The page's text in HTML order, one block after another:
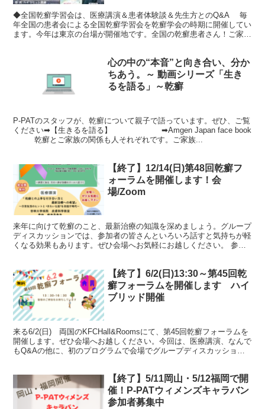
◆全国乾癬学習会は、医療講演＆患者体験談＆先生方とのQ&A 毎
年全国の患者会による全国乾癬学習会を乾癬学会の時期に開催してい
ます。今年は東京の台場が開催地です。全国の乾癬患者さん！ご家族
心の中の“本音”と向き合い、分か
ちあう。～ 動画シリーズ「生き
るを語る」～乾癬
P-PATのスタッフが、乾癬について親子で語っています。ぜひ、ご覧
ください➡【生きるを語る】 ➡Amgen Japan face book
乾癬とご家族の関係も人それぞれです。ご家族...
【終了】12/14(日)第48回乾癬フ
ォーラムを開催します！会
場/Zoom
来年に向けて乾癬のこと、最新治療の知識を深めましょう。グループ
ディスカッションでは、参加者の皆さんといろいろ話すと気持ちが軽
くなる効果もあります。ぜひ会場へお気軽にお越しください。 参加
【終了】6/2(日)13:30～第45回乾
癬フォーラムを開催します ハイ
ブリッド開催
来る6/2(日) 両国のKFCHall&Roomsにて、第45回乾癬フォーラムを
開催します。ぜひ会場へお越しください。今回は、医療講演、なんで
もQ&Aの他に、初のプログラムで会場でグループディスカッション
【終了】5/11岡山・5/12福岡で開
催！P-PATウィメンズキャラバン
参加者募集中